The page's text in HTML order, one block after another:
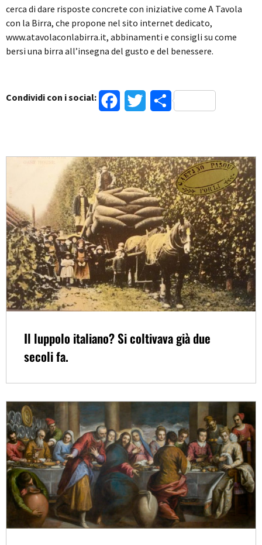
cerca di dare risposte concrete con iniziative come A Tavola
con la Birra, che propone nel sito internet dedicato,
www.atavolaconlabirra.it, abbinamenti e consigli su come
bersi una birra all’insegna del gusto e del benessere.
Condividi con i social: FacebookTwitterCondividi
Il luppolo italiano? Si coltivava già due
secoli fa.